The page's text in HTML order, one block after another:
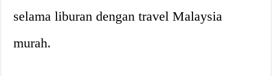
selama liburan dengan travel Malaysia
murah.